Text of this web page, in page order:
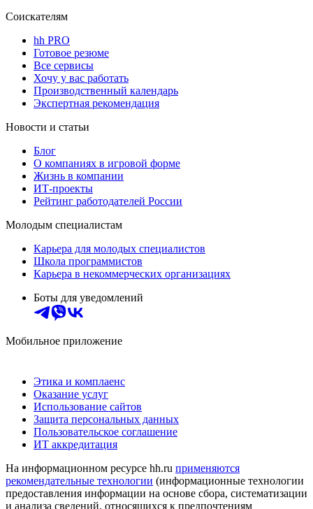
Соискателям
hh PRO
Готовое резюме
Все сервисы
Хочу у вас работать
Производственный календарь
Экспертная рекомендация
Новости и статьи
Блог
О компаниях в игровой форме
Жизнь в компании
ИТ-проекты
Рейтинг работодателей России
Молодым специалистам
Карьера для молодых специалистов
Школа программистов
Карьера в некоммерческих организациях
Боты для уведомлений
Мобильное приложение
Этика и комплаенс
Оказание услуг
Использование сайтов
Защита персональных данных
Пользовательское соглашение
ИТ аккредитация
На информационном ресурсе hh.ru применяются
рекомендательные технологии (информационные технологии
предоставления информации на основе сбора, систематизации
и анализа сведений, относящихся к предпочтениям